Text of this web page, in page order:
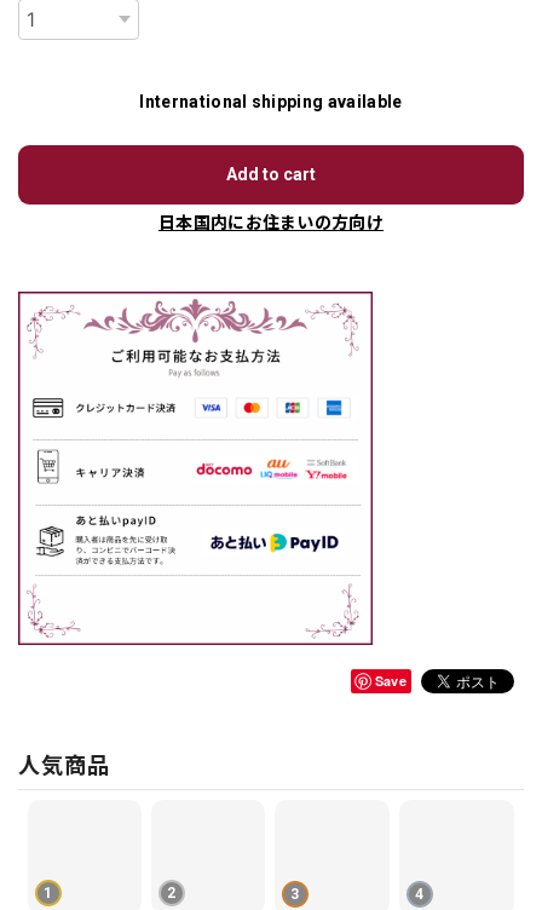
International shipping available
Add to cart
日本国内にお住まいの方向け
Save
人気商品
1 2 3 4